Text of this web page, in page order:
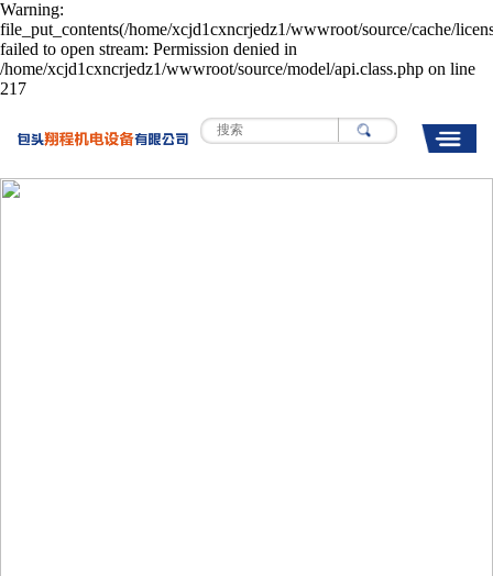
Warning:
file_put_contents(/home/xcjd1cxncrjedz1/wwwroot/source/cache/
failed to open stream: Permission denied in
/home/xcjd1cxncrjedz1/wwwroot/source/model/api.class.php on line
217